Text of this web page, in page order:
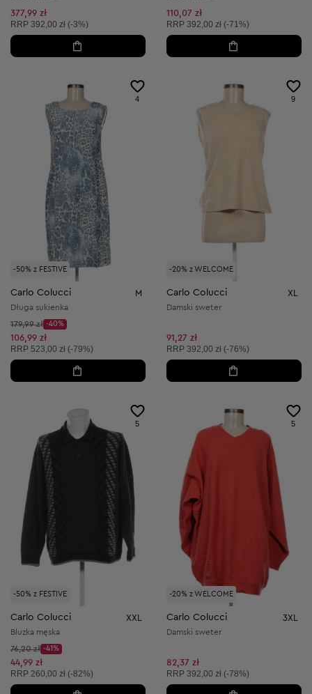
377,99 zł
Cena sugerowana:
RRP 392,00 zł (-3%)
110,07 zł
Cena sugerowana:
RRP 392,00 zł (-71%)
-50% z FESTIVE
4
Carlo Colucci M
Długa sukienka
Cena początkowa:
179,99 zł
Discount Price:
-40%
Obniżona cena:
106,99 zł
Cena sugerowana:
RRP 523,00 zł (-79%)
-20% z WELCOME
9
Carlo Colucci XL
Damski sweter
91,27 zł
Cena sugerowana:
RRP 392,00 zł (-76%)
-50% z FESTIVE
5
Carlo Colucci XXL
Bluzka męska
Cena początkowa:
76,20 zł
Discount Price:
-41%
Obniżona cena:
44,99 zł
Cena sugerowana:
RRP 260,00 zł (-82%)
-20% z WELCOME
5
Carlo Colucci 3XL
Damski sweter
82,37 zł
Cena sugerowana:
RRP 392,00 zł (-78%)